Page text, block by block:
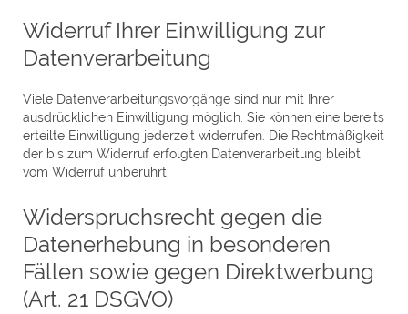
Widerruf Ihrer Einwilligung zur
Datenverarbeitung
Viele Datenverarbeitungsvorgänge sind nur mit Ihrer
ausdrücklichen Einwilligung möglich. Sie können eine bereits
erteilte Einwilligung jederzeit widerrufen. Die Rechtmäßigkeit
der bis zum Widerruf erfolgten Datenverarbeitung bleibt
vom Widerruf unberührt.
Widerspruchsrecht gegen die
Datenerhebung in besonderen
Fällen sowie gegen Direktwerbung
(Art. 21 DSGVO)